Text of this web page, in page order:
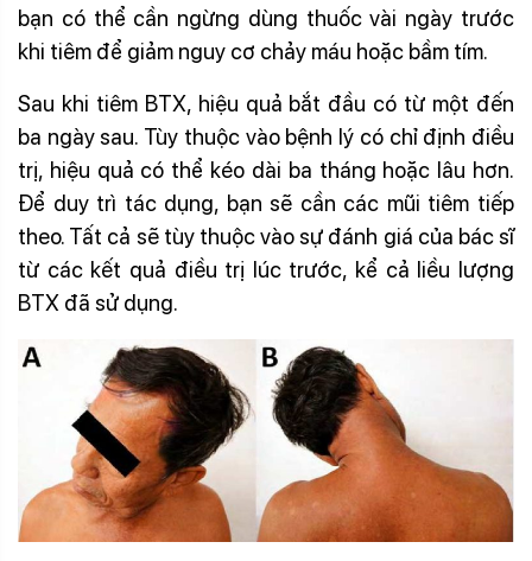
bạn có thể cần ngừng dùng thuốc vài ngày trước
khi tiêm để giảm nguy cơ chảy máu hoặc bầm tím.
Sau khi tiêm BTX, hiệu quả bắt đầu có từ một đến
ba ngày sau. Tùy thuộc vào bệnh lý có chỉ định điều
trị, hiệu quả có thể kéo dài ba tháng hoặc lâu hơn.
Để duy trì tác dụng, bạn sẽ cần các mũi tiêm tiếp
theo. Tất cả sẽ tùy thuộc vào sự đánh giá của bác sĩ
từ các kết quả điều trị lúc trước, kể cả liều lượng
BTX đã sử dụng.